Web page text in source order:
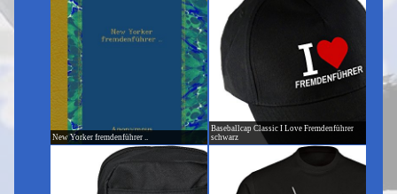
New Yorker fremdenführer ..
Baseballcap Classic I Love Fremdenführer
schwarz